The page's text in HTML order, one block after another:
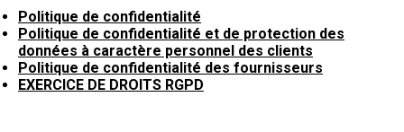
Politique de confidentialité
Politique de confidentialité et de protection des
données à caractère personnel des clients
Politique de confidentialité des fournisseurs
EXERCICE DE DROITS RGPD